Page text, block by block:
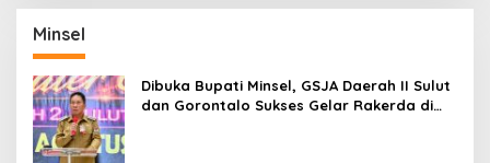
Minsel
Dibuka Bupati Minsel, GSJA Daerah II Sulut
dan Gorontalo Sukses Gelar Rakerda di